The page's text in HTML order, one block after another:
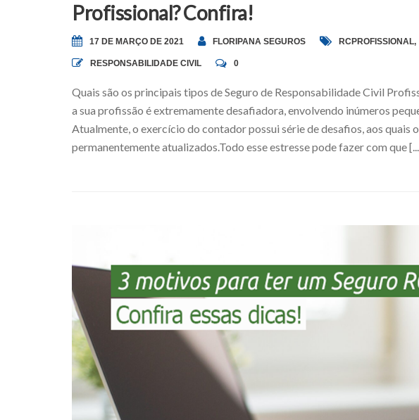
Profissional? Confira!
17 DE MARÇO DE 2021 FLORIPANA SEGUROS RCPROFISSIONAL,
RESPONSABILIDADE CIVIL 0
Quais são os principais tipos de Seguro de Responsabilidade Civil
a sua profissão é extremamente desafiadora, envolvendo inúmeros
Atualmente, o exercício do contador possui série de desafios, aos quais
permanentemente atualizados.Todo esse estresse pode fazer com que